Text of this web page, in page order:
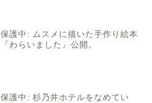
保護中: ムスメに描いた手作り絵本
『わらいました』公開。
保護中: 杉乃井ホテルをなめてい